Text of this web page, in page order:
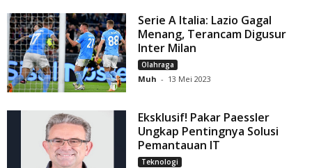
Serie A Italia: Lazio Gagal
Menang, Terancam Digusur
Inter Milan
Olahraga
Muh - 13 Mei 2023
Eksklusif! Pakar Paessler
Ungkap Pentingnya Solusi
Pemantauan IT
Teknologi